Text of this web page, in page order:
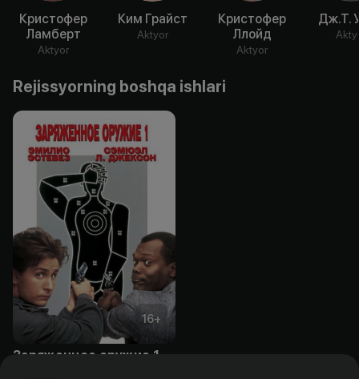
Кристофер
Ламберт
Aktyor
Ким Грайст
Aktyor
Кристофер
Ллойд
Aktyor
Дж.Т.
Rejissyorning boshqa ishlari
16+
Заряженное оружие 1